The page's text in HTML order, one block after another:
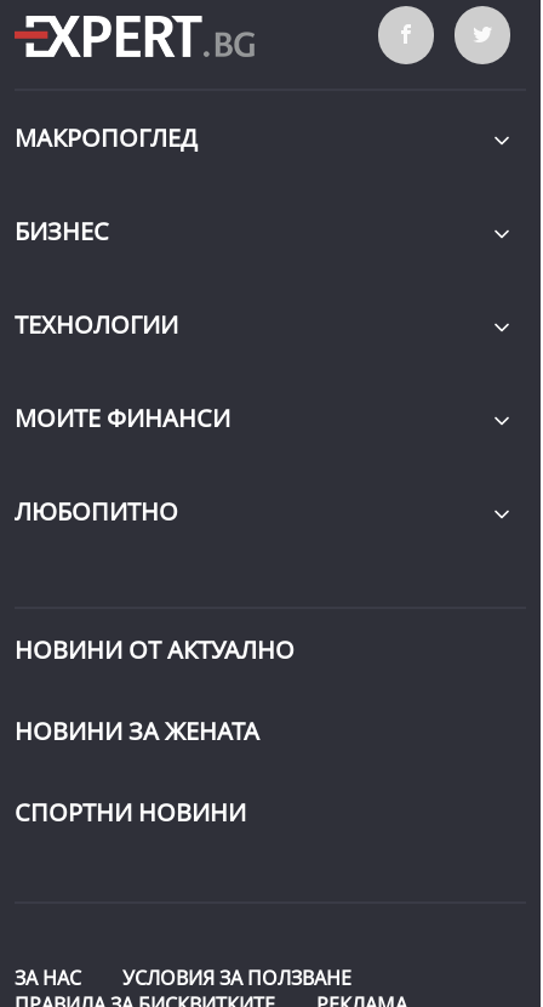
МАКРОПОГЛЕД
БИЗНЕС
ТЕХНОЛОГИИ
МОИТЕ ФИНАНСИ
ЛЮБОПИТНО
НОВИНИ ОТ АКТУАЛНО
НОВИНИ ЗА ЖЕНАТА
СПОРТНИ НОВИНИ
ЗА НАС
УСЛОВИЯ ЗА ПОЛЗВАНЕ